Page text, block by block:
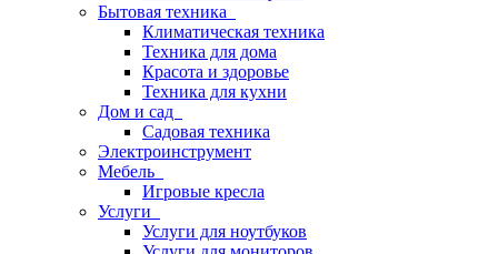
Бытовая техника
Климатическая техника
Техника для дома
Красота и здоровье
Техника для кухни
Дом и сад
Садовая техника
Электроинструмент
Мебель
Игровые кресла
Услуги
Услуги для ноутбуков